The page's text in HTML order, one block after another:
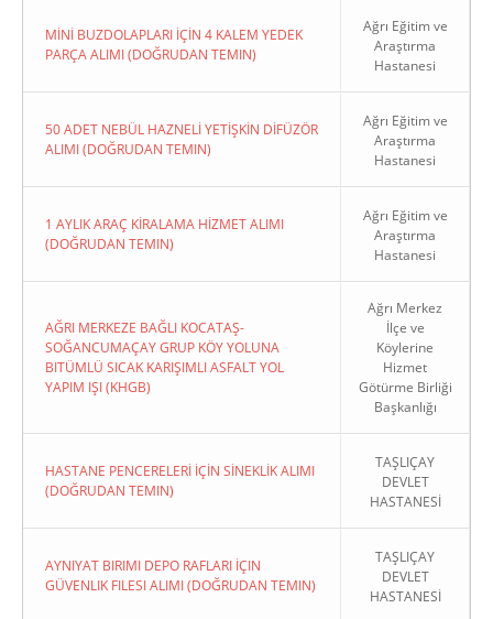
MİNİ BUZDOLAPLARI İÇİN 4 KALEM YEDEK
PARÇA ALIMI (DOĞRUDAN TEMIN)
Ağrı Eğitim ve
Araştırma
Hastanesi
50 ADET NEBÜL HAZNELİ YETİŞKİN DİFÜZÖR
ALIMI (DOĞRUDAN TEMIN)
Ağrı Eğitim ve
Araştırma
Hastanesi
1 AYLIK ARAÇ KİRALAMA HİZMET ALIMI
(DOĞRUDAN TEMIN)
Ağrı Eğitim ve
Araştırma
Hastanesi
AĞRI MERKEZE BAĞLI KOCATAŞ-
SOĞANCUMAÇAY GRUP KÖY YOLUNA
BITÜMLÜ SICAK KARIŞIMLI ASFALT YOL
YAPIM IŞI (KHGB)
Ağrı Merkez
İlçe ve
Köylerine
Hizmet
Götürme Birliği
Başkanlığı
HASTANE PENCERELERİ İÇİN SİNEKLİK ALIMI
(DOĞRUDAN TEMIN)
TAŞLIÇAY
DEVLET
HASTANESİ
AYNIYAT BIRIMI DEPO RAFLARI İÇIN
GÜVENLIK FILESI ALIMI (DOĞRUDAN TEMIN)
TAŞLIÇAY
DEVLET
HASTANESİ